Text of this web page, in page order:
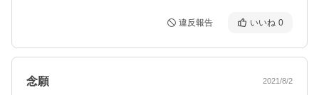
違反報告 いいね 0
念願 2021/8/2